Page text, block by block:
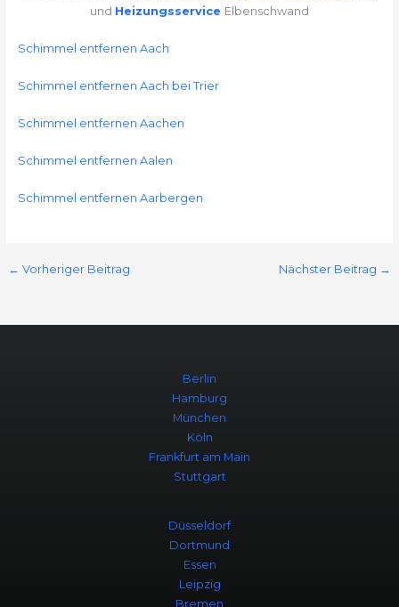
und Heizungsservice Elbenschwand
Schimmel entfernen Aach
Schimmel entfernen Aach bei Trier
Schimmel entfernen Aachen
Schimmel entfernen Aalen
Schimmel entfernen Aarbergen
← Vorheriger Beitrag Nächster Beitrag →
Berlin
Hamburg
München
Köln
Frankfurt am Main
Stuttgart
Düsseldorf
Dortmund
Essen
Leipzig
Bremen